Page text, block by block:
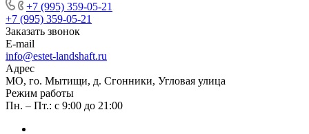
+7 (995) 359-05-21
+7 (995) 359-05-21
Заказать звонок
E-mail
info@estet-landshaft.ru
Адрес
МО, го. Мытищи, д. Сгонники, Угловая улица
Режим работы
Пн. – Пт.: с 9:00 до 21:00